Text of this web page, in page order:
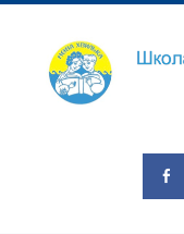
Skip